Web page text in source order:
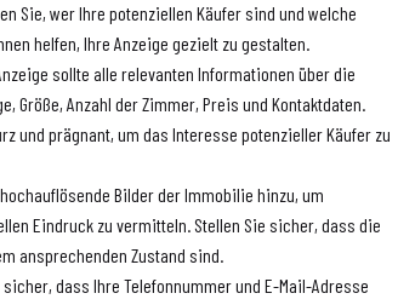
Sie, wer Ihre potenziellen Käufer sind und welche
helfen, Ihre Anzeige gezielt zu gestalten.
sollte alle relevanten Informationen über die
Größe, Anzahl der Zimmer, Preis und Kontaktdaten.
und prägnant, um das Interesse potenzieller Käufer zu
Bilder der Immobilie hinzu, um
Eindruck zu vermitteln. Stellen Sie sicher, dass die
ansprechenden Zustand sind.
dass Ihre Telefonnummer und E-Mail-Adresse